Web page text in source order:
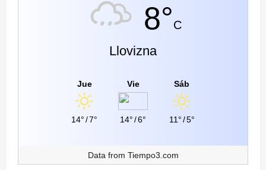
8°C
Llovizna
Jue
14°/7°
Vie
14°/6°
Sáb
11°/5°
Data from Tiempo3.com